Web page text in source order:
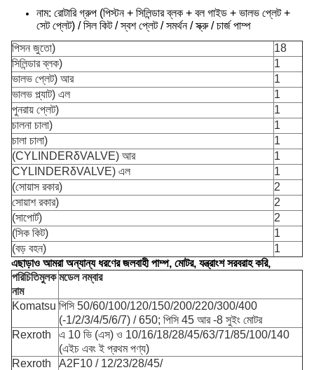
নাম: রোটারি গ্রুপ (পিস্টন + সিলিন্ডার ব্লক + বল গাইড + ভালভ প্লেট +
সেট প্লেট) / সিল কিট / স্বশ প্লেট / সমর্থন / স্ক্রু / চার্জ পাম্প
পিসন জুতো)
18
সিলিন্ডার ব্লক)
1
ভালভ প্লেট) আর
1
ভালভ প্ল্যাট) এল
1
পুনরায় প্লেট)
1
চালনা চালা)
1
চালা চালা)
1
(CYLINDERδVALVE) আর
1
CYLINDERδVALVE) এল
1
(সোয়াস রকার)
2
সোয়াশ রকার)
2
(সাপোর্ট)
2
(সিক কিট)
1
(বড় বহন)
1
এছাড়াও আমরা অন্যান্য ধরণের জলবাহী পাম্প, মোটর, যন্ত্রাংশ সরবরাহ করি,
পরিচিতিমুলক
নাম
মডেল নম্বার
Komatsu পিসি 50/60/100/120/150/200/220/300/400
(-1/2/3/4/5/6/7) / 650; পিসি 45 আর -8 সুইং মোটর
Rexroth
এ 10 ভি (এস) ও 10/16/18/28/45/63/71/85/100/140
(এইচ এবং ই প্রথম পণ্য)
Rexroth
A2F10 / 12/23/28/45/